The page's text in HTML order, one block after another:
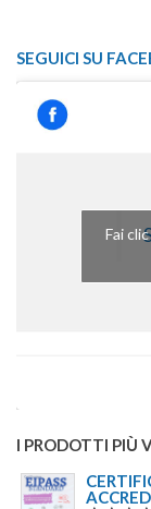
SEGUICI SU
Fai
I PRODOTTI PIÙ